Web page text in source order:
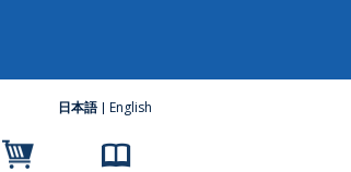
日本語 English